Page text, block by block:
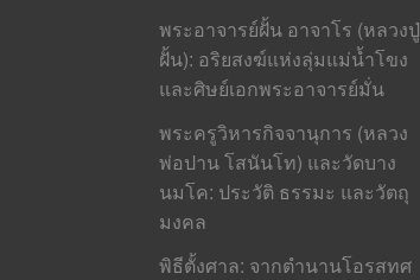
พระอาจารย์ฝั้น อาจาโร (หลวงปู่
ฝั้น): อริยสงฆ์แห่งลุ่มแม่น้ำโขง
และศิษย์เอกพระอาจารย์มั่น
พระครูวิหารกิจจานุการ (หลวง
พ่อปาน โสนันโท) และวัดบาง
นมโค: ประวัติ ธรรมะ และวัตถุ
มงคล
พิธีตั้งศาล: จากตำนานโอรสทศ